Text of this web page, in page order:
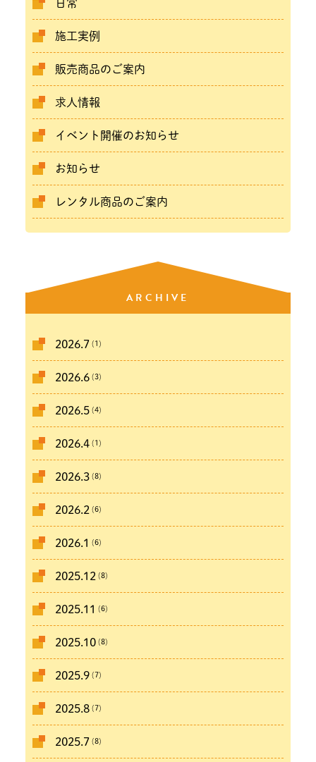
日常
施工実例
販売商品のご案内
求人情報
イベント開催のお知らせ
お知らせ
レンタル商品のご案内
ARCHIVE
2026.7 (1)
2026.6(3)
2026.5(4)
2026.4(1)
2026.3(8)
2026.2 (6)
2026.1 (6)
2025.12 (8)
2025.11 (6)
2025.10(8)
2025.9(7)
2025.8(7)
2025.7 (8)